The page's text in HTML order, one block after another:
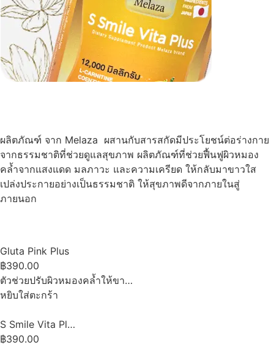
ผลิตภัณฑ์ จาก Melaza ผสานกับสารสกัดมีประโยชน์ต่อร่างกาย
จากธรรมชาติที่ช่วยดูแลสุขภาพ ผลิตภัณฑ์ที่ช่วยฟื้นฟูผิวหมอง
คล้ำจากแสงแดด มลภาวะ และความเครียด ให้กลับมาขาวใส
เปล่งประกายอย่างเป็นธรรมชาติ ให้สุขภาพดีจากภายในสู่
ภายนอก
Gluta Pink Plus
฿390.00
ตัวช่วยปรับผิวหมองคล้ำให้ขา…
หยิบใส่ตะกร้า
S Smile Vita Pl…
฿390.00